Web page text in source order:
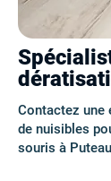
Contactez une
de nuisibles
souris à